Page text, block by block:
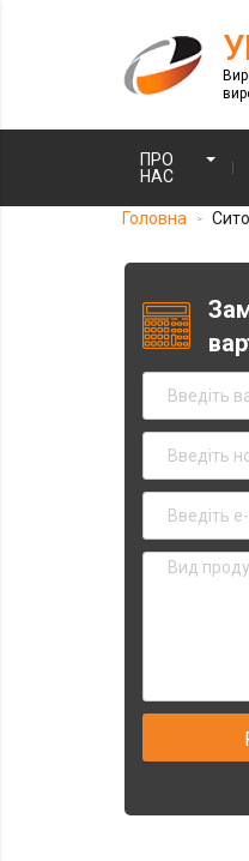
ПРО
НАС
Головна >